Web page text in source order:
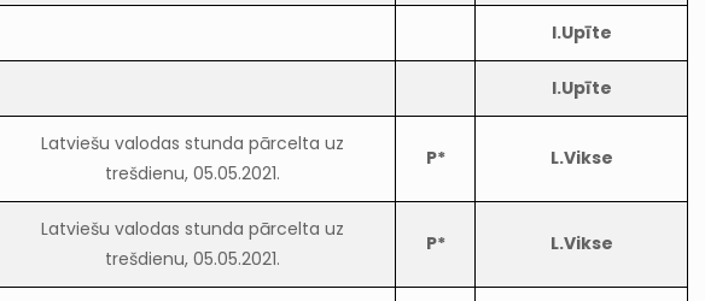
I.Upīte
I.Upīte
Latviešu valodas stunda pārcelta uz
trešdienu, 05.05.2021.
P* L.Vikse
Latviešu valodas stunda pārcelta uz
trešdienu, 05.05.2021.
P* L.Vikse